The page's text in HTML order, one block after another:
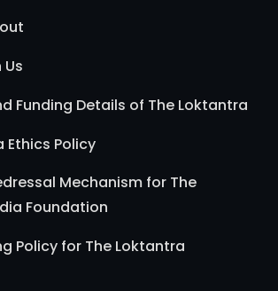
Funding Details of The Loktantra
Ethics Policy
Mechanism for The
Foundation
Policy for The Loktantra